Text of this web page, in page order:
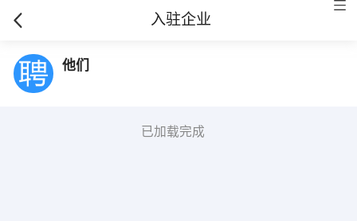
入驻企业
他们
已加载完成